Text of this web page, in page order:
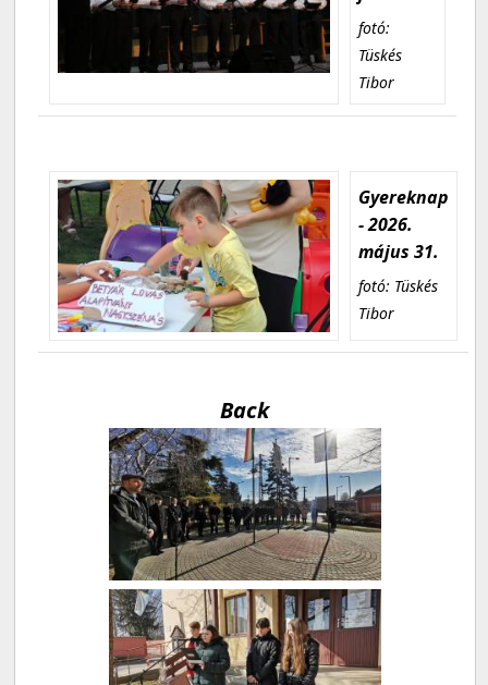
fotó:
Tüskés
Tibor
Gyereknap
- 2026.
május 31.
fotó: Tüskés
Tibor
Back